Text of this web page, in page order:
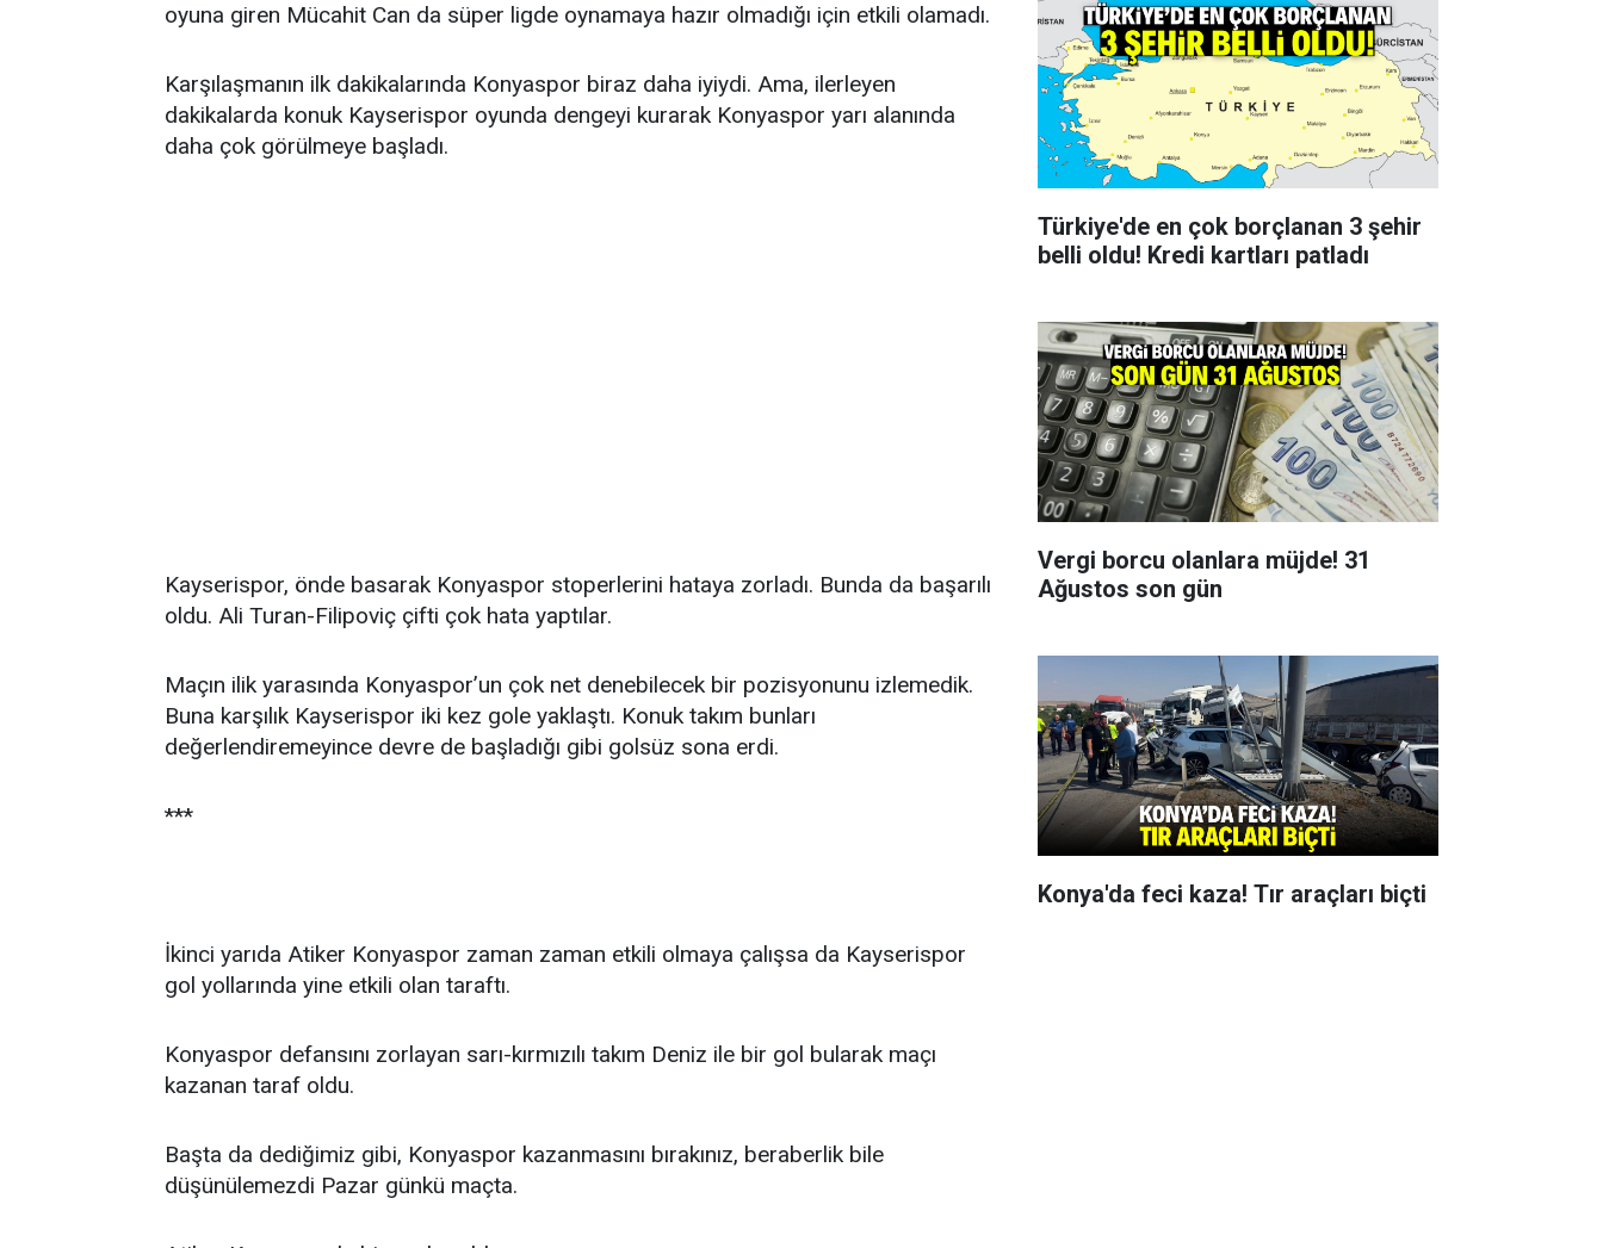
oyuna giren Mücahit Can da süper ligde oynamaya hazır olmadığı için etkili olamadı.
Karşılaşmanın ilk dakikalarında Konyaspor biraz daha iyiydi. Ama, ilerleyen
dakikalarda konuk Kayserispor oyunda dengeyi kurarak Konyaspor yarı alanında
daha çok görülmeye başladı.
Kayserispor, önde basarak Konyaspor stoperlerini hataya zorladı. Bunda da başarılı
oldu. Ali Turan-Filipoviç çifti çok hata yaptılar.
Maçın ilik yarasında Konyaspor’un çok net denebilecek bir pozisyonunu izlemedik.
Buna karşılık Kayserispor iki kez gole yaklaştı. Konuk takım bunları
değerlendiremeyince devre de başladığı gibi golsüz sona erdi.
***
İkinci yarıda Atiker Konyaspor zaman zaman etkili olmaya çalışsa da Kayserispor
gol yollarında yine etkili olan taraftı.
Konyaspor defansını zorlayan sarı-kırmızılı takım Deniz ile bir gol bularak maçı
kazanan taraf oldu.
Başta da dediğimiz gibi, Konyaspor kazanmasını bırakınız, beraberlik bile
düşünülemezdi Pazar günkü maçta.
Türkiye'de en çok borçlanan 3 şehir
belli oldu! Kredi kartları patladı
Vergi borcu olanlara müjde! 31
Ağustos son gün
Konya'da feci kaza! Tır araçları biçti